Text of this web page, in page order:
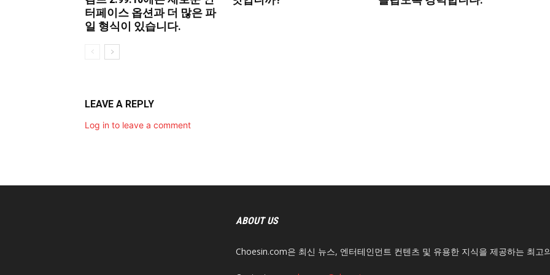
터페이스 옵션과 더 많은 파
일 형식이 있습니다.
LEAVE A REPLY
Log in to leave a comment
ABOUT US
Choesin.com은 최신 뉴스, 엔터테인먼트 컨텐츠 및 유용한 지식을 제공하는 최고